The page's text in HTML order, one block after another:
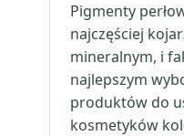
Pigmenty
najczęściej
mineralnym, i
najlepszym
produktów do
kosmetyków